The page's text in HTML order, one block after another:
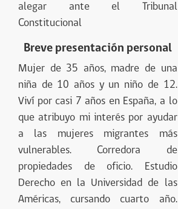
alegar ante el Tribunal
Constitucional
Breve presentación personal
Mujer de 35 años, madre de una
niña de 10 años y un niño de 12.
Viví por casi 7 años en España, a lo
que atribuyo mi interés por ayudar
a las mujeres migrantes más
vulnerables. Corredora de
propiedades de oficio. Estudio
Derecho en la Universidad de las
Américas, cursando cuarto año.